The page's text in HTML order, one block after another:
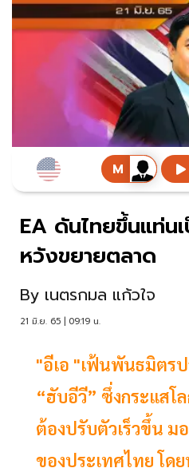
EA ดันไทยขึ้นแท่น
หวังขยายตลาด
By เนตรกมล แก้วใจ
21 มิ.ย. 65 | 09:19 น.
"อีเอ "เฟ้นพันธมิตร
“ฮับอีวี” ซึ่งกระแสโ
ต้องปรับตัวเร็วขึ้น ม
ของประเทศไทย โด